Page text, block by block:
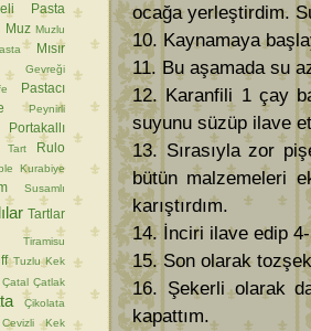
ocağa yerleştirdim.
10. Kaynamaya
11. Bu aşamada su
12. Karanfili 1 çay
suyunu süzüp ilave
13. Sırasıyla zor
bütün malzemeleri
karıştırdım.
14. İnciri ilave edip
15. Son olarak
16. Şekerli olarak
kapattım.
Pasta
Muz Muzlu
Mısır
Gevreği
Pastacı
Peynirli
Portakallı
Tart
Rulo
Kurabiye
Susamlı
Tartlar
Tiramisu
Tuzlu Kek
Çatal Çatlak
Çikolata
Cevizli Kek